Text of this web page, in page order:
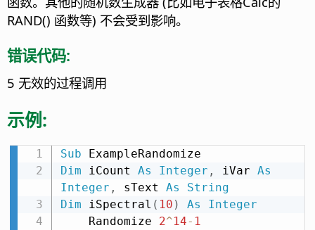
RAND() 函数等) 不会受到影响。
错误代码:
5 无效的过程调用
示例:
Sub
Dim iCount As Integer , iVar As
Integer , sText As
String
Dim iSpectral ( 10 ) As
Integer
    Randomize
2^14- 1